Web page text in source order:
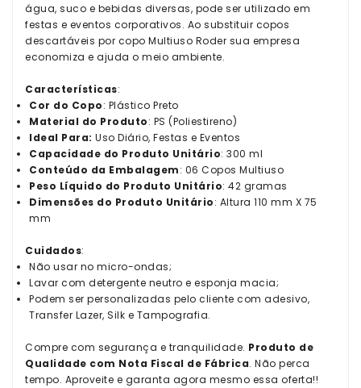
água, suco e bebidas diversas, pode ser utilizado em
festas e eventos corporativos. Ao substituir copos
descartáveis por copo Multiuso Roder sua empresa
economiza e ajuda o meio ambiente.
Características:
Cor do Copo: Plástico Preto
Material do Produto: PS (Poliestireno)
Ideal Para: Uso Diário, Festas e Eventos
Capacidade do Produto Unitário: 300 ml
Conteúdo da Embalagem: 06 Copos Multiuso
Peso Líquido do Produto Unitário: 42 gramas
Dimensões do Produto Unitário: Altura 110 mm X 75
mm
Cuidados:
Não usar no micro-ondas;
Lavar com detergente neutro e esponja macia;
Podem ser personalizadas pelo cliente com adesivo,
Transfer Lazer, Silk e Tampografia.
Compre com segurança e tranquilidade. Produto de
Qualidade com Nota Fiscal de Fábrica. Não perca
tempo. Aproveite e garanta agora mesmo essa oferta!!